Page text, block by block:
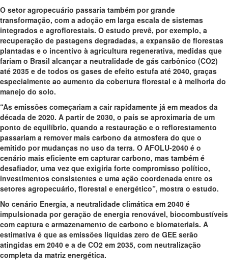
O setor agropecuário passaria também por grande
transformação, com a adoção em larga escala de sistemas
integrados e agroflorestais. O estudo prevê, por exemplo, a
recuperação de pastagens degradadas, a expansão de florestas
plantadas e o incentivo à agricultura regenerativa, medidas que
fariam o Brasil alcançar a neutralidade de gás carbônico (CO2)
até 2035 e de todos os gases de efeito estufa até 2040, graças
especialmente ao aumento da cobertura florestal e à melhoria do
manejo do solo.
“As emissões começariam a cair rapidamente já em meados da
década de 2020. A partir de 2030, o país se aproximaria de um
ponto de equilíbrio, quando a restauração e o reflorestamento
passariam a remover mais carbono da atmosfera do que o
emitido por mudanças no uso da terra. O AFOLU-2040 é o
cenário mais eficiente em capturar carbono, mas também é
desafiador, uma vez que exigiria forte compromisso político,
investimentos consistentes e uma ação coordenada entre os
setores agropecuário, florestal e energético”, mostra o estudo.
No cenário Energia, a neutralidade climática em 2040 é
impulsionada por geração de energia renovável, biocombustíveis
com captura e armazenamento de carbono e biomateriais. A
estimativa é que as emissões líquidas zero de GEE serão
atingidas em 2040 e a de CO2 em 2035, com neutralização
completa da matriz energética.